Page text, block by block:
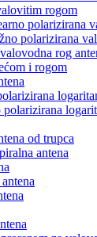
rogom
polarizirana
polarizirana
rog
i rogom
od trupca
antena